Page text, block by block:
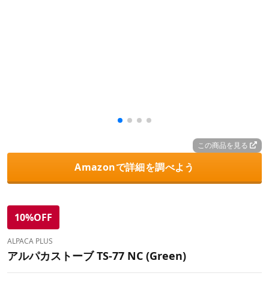
この商品を見る
Amazonで詳細を調べよう
10%OFF
ALPACA PLUS
アルパカストーブ TS-77 NC (Green)